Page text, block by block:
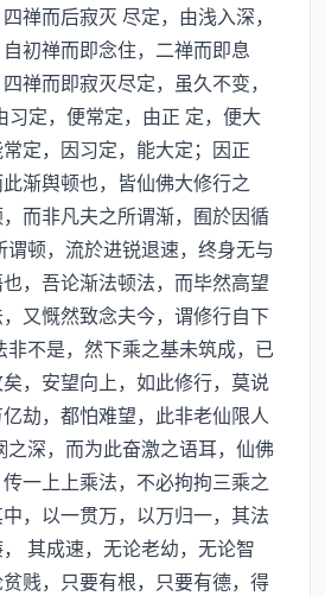
禅而后寂灭 尽定，由浅入深，
初禅而即念住，二禅而即息
禅而即寂灭尽定，虽久不变，
习定，便常定，由正 定，便大
定，因习定，能大定；因正
渐舆顿也，皆仙佛大修行之
而非凡夫之所谓渐，囿於因循
顿，流於进锐退速，终身无与
，吾论渐法顿法，而毕然高望
又慨然致念夫今，谓修行自下
非不是，然下乘之基未筑成，已
，安望向上，如此修行，莫说
劫，都怕难望，此非老仙限人
深，而为此奋激之语耳，仙佛
一上上乘法，不必拘拘三乘之
，以一贯万，以万归一，其法
其成速，无论老幼，无论智
贱，只要有根，只要有德，得